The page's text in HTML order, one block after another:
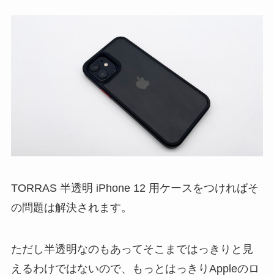
TORRAS 半透明 iPhone 12 用ケースをつければそ
の問題は解決されます。
ただし半透明なのもあってそこまではっきりと見
えるわけではないので、もっとはっきりAppleのロ